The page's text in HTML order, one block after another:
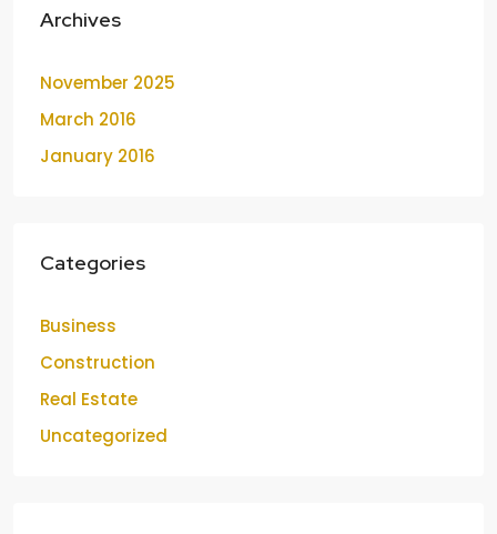
Archives
November 2025
March 2016
January 2016
Categories
Business
Construction
Real Estate
Uncategorized